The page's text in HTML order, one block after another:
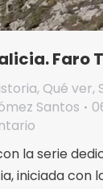
Faro
, Qué ver,
Santos
la serie
iniciada con